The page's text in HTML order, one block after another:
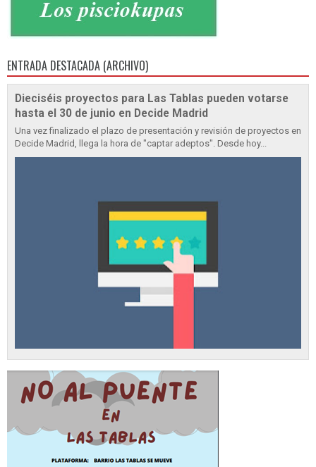
ENTRADA DESTACADA (ARCHIVO)
Dieciséis proyectos para Las Tablas pueden votarse
hasta el 30 de junio en Decide Madrid
Una vez finalizado el plazo de presentación y revisión de proyectos en
Decide Madrid, llega la hora de "captar adeptos". Desde hoy...